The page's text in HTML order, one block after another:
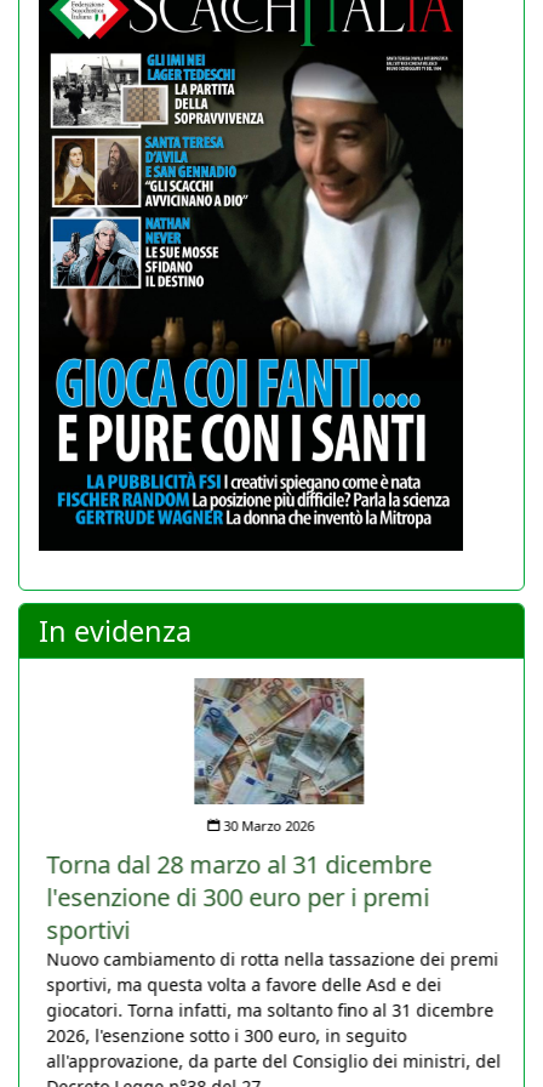
In evidenza
30 Marzo 2026
Torna dal 28 marzo al 31 dicembre
l'esenzione di 300 euro per i premi
sportivi
Nuovo cambiamento di rotta nella tassazione dei premi
sportivi, ma questa volta a favore delle Asd e dei
giocatori. Torna infatti, ma soltanto fino al 31 dicembre
2026, l'esenzione sotto i 300 euro, in seguito
all'approvazione, da parte del Consiglio dei ministri, del